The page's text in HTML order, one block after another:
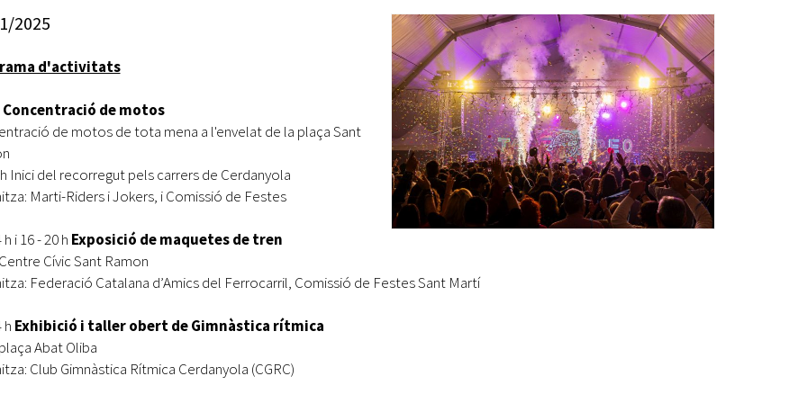
Ètica i Integritat
Retiment de Comptes
Accés a Informació Pública
Dades Obertes
Catàleg de Serveis i Tràmits
jove 2026
Cerdanyola opta a més de 5 milions d'euros del Pla de
l'entorn de l'avinguda Catalunya
El FIT presenta el cartell de la seva 16a edició i dona el
L’Ajuntament reparteix ulleres gratuïtes per veure
Entitats
Equipaments
Mercats Municipals
Webs Municipals
2025
d'activitats
Concentració de motos
de motos de tota mena a l'envelat de la plaça Sant
Inici del recorregut pels carrers de Cerdanyola
Marti-Riders i Jokers, i Comissió de Festes
h i 16 - 20 h Exposició de maquetes de tren
Cívic Sant Ramon
Federació Catalana d’Amics del Ferrocarril, Comissió de Festes Sant Martí
h Exhibició i taller obert de Gimnàstica rítmica
Abat Oliba
Club Gimnàstica Rítmica Cerdanyola (CGRC)